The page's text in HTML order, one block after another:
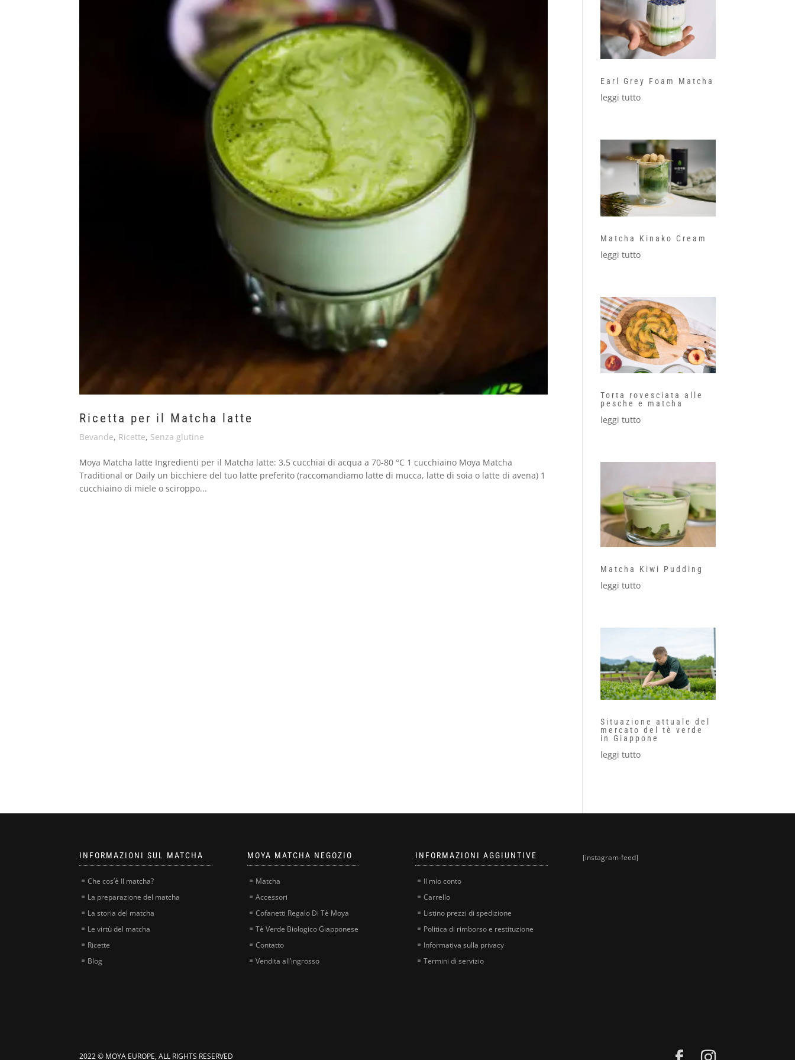
Ricetta per il Matcha latte
Bevande, Ricette, Senza glutine
Moya Matcha latte Ingredienti per il Matcha latte: 3,5 cucchiai di acqua a 70-80 °C 1 cucchiaino Moya Matcha
Traditional or Daily un bicchiere del tuo latte preferito (raccomandiamo latte di mucca, latte di soia o latte di avena) 1
cucchiaino di miele o sciroppo...
Earl Grey Foam Matcha
leggi tutto
Matcha Kinako Cream
leggi tutto
Torta rovesciata alle
pesche e matcha
leggi tutto
Matcha Kiwi Pudding
leggi tutto
Situazione attuale del
mercato del tè verde
in Giappone
leggi tutto
INFORMAZIONI SUL MATCHA
Che cos’è Il matcha?
La preparazione del matcha
La storia del matcha
Le virtù del matcha
Ricette
Blog
MOYA MATCHA NEGOZIO
Matcha
Accessori
Cofanetti Regalo Di Tè Moya
Tè Verde Biologico Giapponese
Contatto
Vendita all’ingrosso
INFORMAZIONI AGGIUNTIVE
Il mio conto
Carrello
Listino prezzi di spedizione
Politica di rimborso e restituzione
Informativa sulla privacy
Termini di servizio
[instagram-feed]
2022 © MOYA EUROPE, ALL RIGHTS RESERVED